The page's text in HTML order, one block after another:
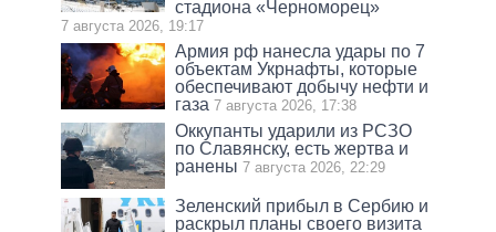
стадиона «Черноморец»
7 августа 2026, 19:17
Армия рф нанесла удары по 7
объектам Укрнафты, которые
обеспечивают добычу нефти и
газа 7 августа 2026, 17:38
Оккупанты ударили из РСЗО
по Славянску, есть жертва и
ранены 7 августа 2026, 22:29
Зеленский прибыл в Сербию и
раскрыл планы своего визита